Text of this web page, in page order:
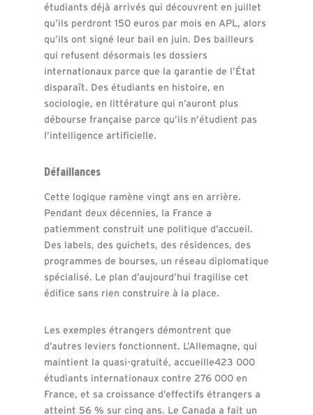
étudiants déjà arrivés qui découvrent en juillet
qu’ils perdront 150 euros par mois en APL, alors
qu’ils ont signé leur bail en juin. Des bailleurs
qui refusent désormais les dossiers
internationaux parce que la garantie de l’État
disparaît. Des étudiants en histoire, en
sociologie, en littérature qui n’auront plus
débourse française parce qu’ils n’étudient pas
l’intelligence artificielle.
Défaillances
Cette logique ramène vingt ans en arrière.
Pendant deux décennies, la France a
patiemment construit une politique d’accueil.
Des labels, des guichets, des résidences, des
programmes de bourses, un réseau diplomatique
spécialisé. Le plan d’aujourd’hui fragilise cet
édifice sans rien construire à la place.
Les exemples étrangers démontrent que
d’autres leviers fonctionnent. L’Allemagne, qui
maintient la quasi-gratuité, accueille423 000
étudiants internationaux contre 276 000 en
France, et sa croissance d’effectifs étrangers a
atteint 56 % sur cinq ans. Le Canada a fait un